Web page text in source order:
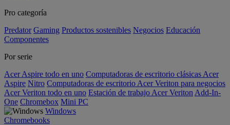
Pro categoría
Predator Gaming Productos sostenibles Negocios Educación
Componentes
Por serie
Acer Aspire todo en uno Computadoras de escritorio clásicas Acer
Aspire Nitro Computadoras de escritorio Acer Veriton para negocios
Acer Veriton todo en uno Estación de trabajo Acer Veriton Add-In-
One Chromebox Mini PC
Windows
Chromebooks